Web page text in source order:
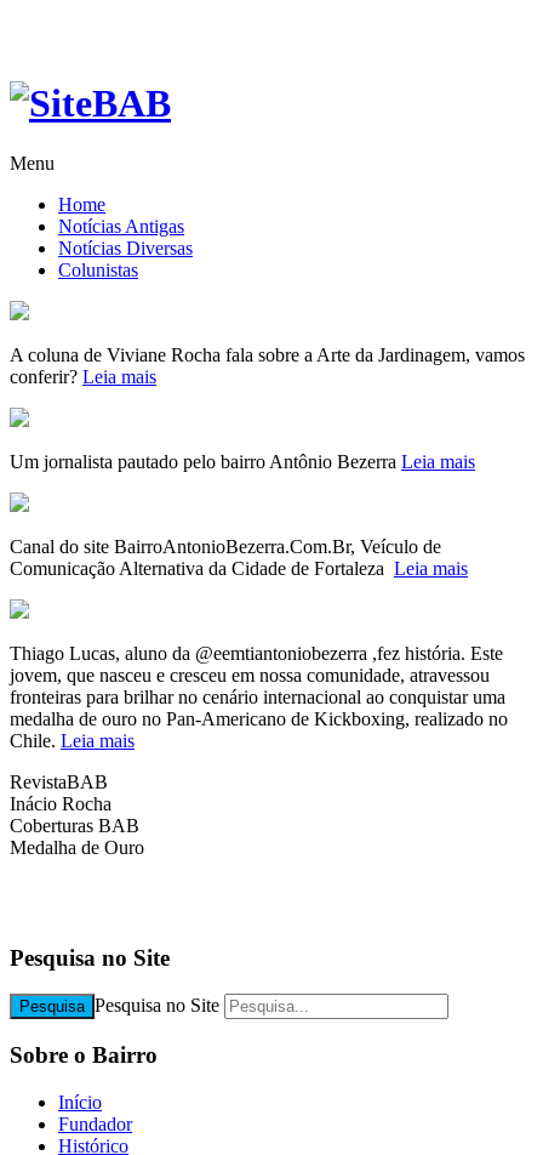
Menu
Home
Notícias Antigas
Notícias Diversas
Colunistas
A coluna de Viviane Rocha fala sobre a Arte da Jardinagem, vamos
conferir? Leia mais
Um jornalista pautado pelo bairro Antônio Bezerra Leia mais
Canal do site BairroAntonioBezerra.Com.Br, Veículo de
Comunicação Alternativa da Cidade de Fortaleza Leia mais
Thiago Lucas, aluno da @eemtiantoniobezerra ,fez história. Este
jovem, que nasceu e cresceu em nossa comunidade, atravessou
fronteiras para brilhar no cenário internacional ao conquistar uma
medalha de ouro no Pan-Americano de Kickboxing, realizado no
Chile. Leia mais
RevistaBAB
Inácio Rocha
Coberturas BAB
Medalha de Ouro
Pesquisa no Site
Pesquisa Pesquisa no Site
Sobre o Bairro
Início
Fundador
Histórico